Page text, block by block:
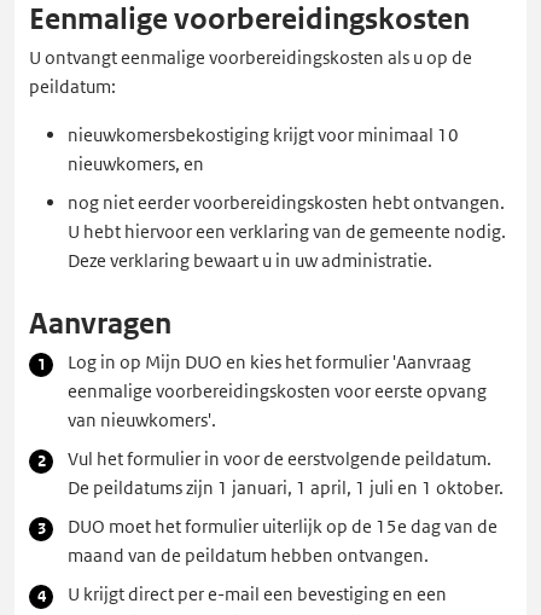
Eenmalige voorbereidingskosten
U ontvangt eenmalige voorbereidingskosten als u op de
peildatum:
nieuwkomersbekostiging krijgt voor minimaal 10
nieuwkomers, en
nog niet eerder voorbereidingskosten hebt ontvangen.
U hebt hiervoor een verklaring van de gemeente nodig.
Deze verklaring bewaart u in uw administratie.
Aanvragen
Log in op Mijn DUO en kies het formulier 'Aanvraag
eenmalige voorbereidingskosten voor eerste opvang
van nieuwkomers'.
Vul het formulier in voor de eerstvolgende peildatum.
De peildatums zijn 1 januari, 1 april, 1 juli en 1 oktober.
DUO moet het formulier uiterlijk op de 15e dag van de
maand van de peildatum hebben ontvangen.
U krijgt direct per e-mail een bevestiging en een